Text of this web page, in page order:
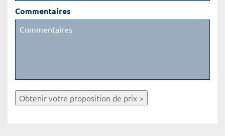
Commentaires
Obtenir votre proposition de prix >